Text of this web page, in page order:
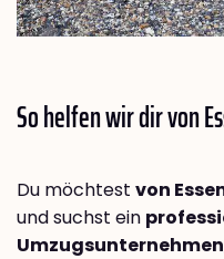
So helfen wir dir von
Du möchtest von
und suchst ein
Umzugsunternehmen